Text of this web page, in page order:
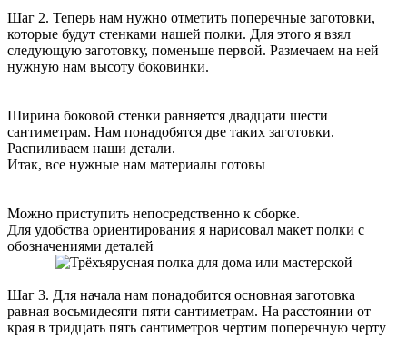
Шаг 2. Теперь нам нужно отметить поперечные заготовки,
которые будут стенками нашей полки. Для этого я взял
следующую заготовку, поменьше первой. Размечаем на ней
нужную нам высоту боковинки.
Ширина боковой стенки равняется двадцати шести
сантиметрам. Нам понадобятся две таких заготовки.
Распиливаем наши детали.
Итак, все нужные нам материалы готовы
Можно приступить непосредственно к сборке.
Для удобства ориентирования я нарисовал макет полки с
обозначениями деталей
Шаг 3. Для начала нам понадобится основная заготовка
равная восьмидесяти пяти сантиметрам. На расстоянии от
края в тридцать пять сантиметров чертим поперечную черту